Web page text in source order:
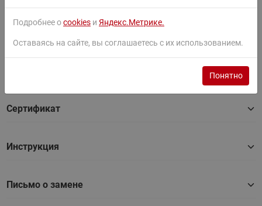
Сертификат
Инструкция
Письмо о замене
Подробнее оcookies и Яндекс.Метрике.
Оставаясь на сайте, вы соглашаетесь с их использованием.
Понятно